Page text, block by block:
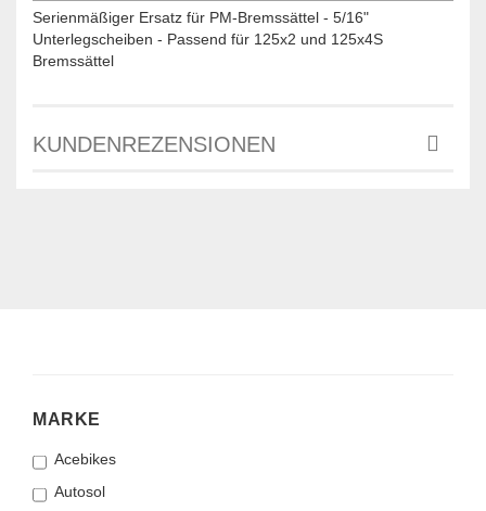
Serienmäßiger Ersatz für PM-Bremssättel - 5/16"
Unterlegscheiben - Passend für 125x2 und 125x4S
Bremssättel
KUNDENREZENSIONEN
MARKE
MARKE
Acebikes
Autosol